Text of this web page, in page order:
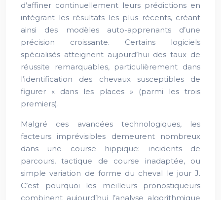
d’affiner continuellement leurs prédictions en
intégrant les résultats les plus récents, créant
ainsi des modèles auto-apprenants d’une
précision croissante. Certains logiciels
spécialisés atteignent aujourd’hui des taux de
réussite remarquables, particulièrement dans
l’identification des chevaux susceptibles de
figurer « dans les places » (parmi les trois
premiers).
Malgré ces avancées technologiques, les
facteurs imprévisibles demeurent nombreux
dans une course hippique: incidents de
parcours, tactique de course inadaptée, ou
simple variation de forme du cheval le jour J.
C’est pourquoi les meilleurs pronostiqueurs
combinent aujourd’hui l’analyse algorithmique